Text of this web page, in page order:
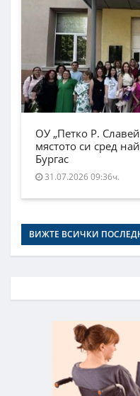
ОУ „Петко Р.
мястото си сред
Бургас
31.07.2026 09:36ч.
ВИЖТЕ ВСИЧКИ